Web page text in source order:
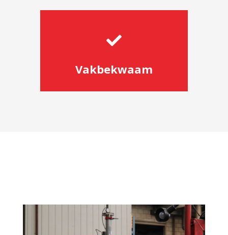

Vakbekwaam